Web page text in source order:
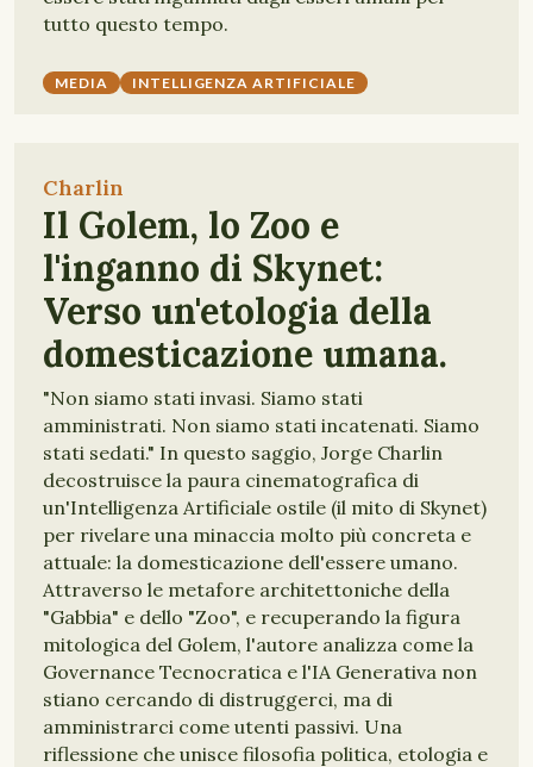
tutto questo tempo.
MEDIA INTELLIGENZA ARTIFICIALE
Charlin
Il Golem, lo Zoo e
l'inganno di Skynet:
Verso un'etologia della
domesticazione umana.
"Non siamo stati invasi. Siamo stati
amministrati. Non siamo stati incatenati. Siamo
stati sedati." In questo saggio, Jorge Charlin
decostruisce la paura cinematografica di
un'Intelligenza Artificiale ostile (il mito di Skynet)
per rivelare una minaccia molto più concreta e
attuale: la domesticazione dell'essere umano.
Attraverso le metafore architettoniche della
"Gabbia" e dello "Zoo", e recuperando la figura
mitologica del Golem, l'autore analizza come la
Governance Tecnocratica e l'IA Generativa non
stiano cercando di distruggerci, ma di
amministrarci come utenti passivi. Una
riflessione che unisce filosofia politica, etologia e